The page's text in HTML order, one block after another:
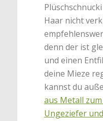
Haar nicht
denn der ist
und einen
deine Mieze
kannst du
aus Metall
Ungeziefer